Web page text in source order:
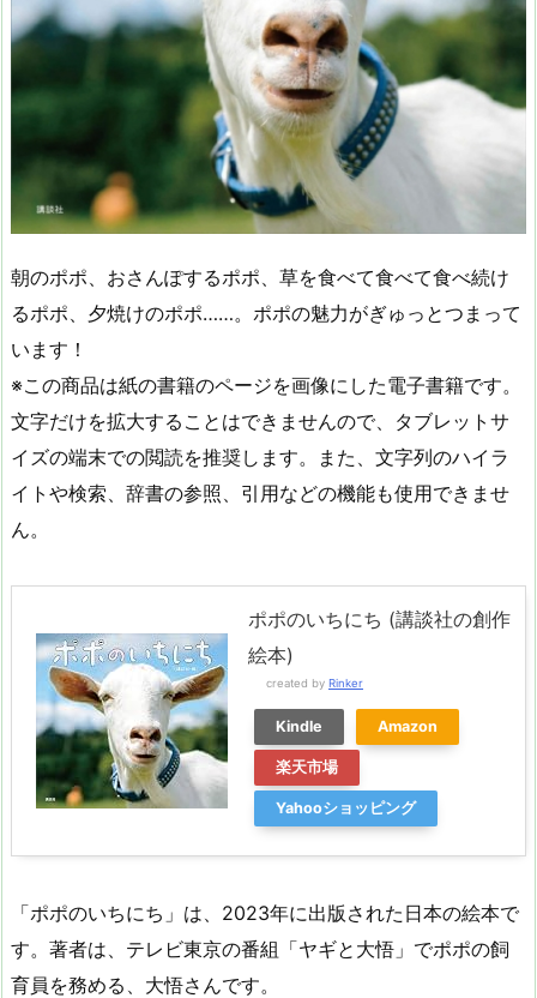
朝のポポ、おさんぽするポポ、草を食べて食べて食べ続け
るポポ、夕焼けのポポ……。ポポの魅力がぎゅっとつまって
います！
※この商品は紙の書籍のページを画像にした電子書籍です。
文字だけを拡大することはできませんので、タブレットサ
イズの端末での閲読を推奨します。また、文字列のハイラ
イトや検索、辞書の参照、引用などの機能も使用できませ
ん。
ポポのいちにち (講談社の創作
絵本)
created by Rinker
Kindle Amazon
楽天市場
Yahooショッピング
「ポポのいちにち」は、2023年に出版された日本の絵本で
す。著者は、テレビ東京の番組「ヤギと大悟」でポポの飼
育員を務める、大悟さんです。